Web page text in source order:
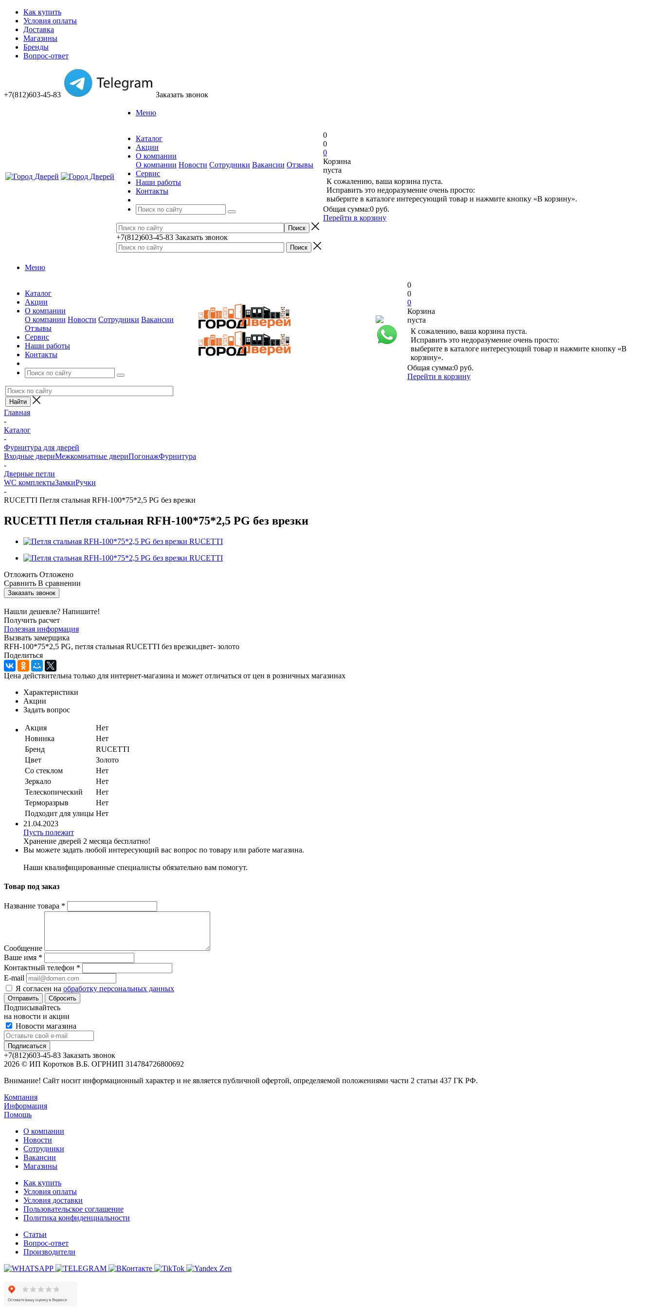
Как купить
Условия оплаты
Доставка
Магазины
Бренды
Вопрос-ответ
+7(812)603-45-83 Заказать звонок
Меню
Каталог
Акции
О компании
О компании Новости Сотрудники Вакансии Отзывы
Сервис
Наши работы
Контакты
+7(812)603-45-83 Заказать звонок
0
0
0
Корзина
пуста
К сожалению, ваша корзина пуста.
Исправить это недоразумение очень просто:
выберите в каталоге интересующий товар и нажмите кнопку «В корзину».
Общая сумма:0 руб.
Перейти в корзину
Меню
Каталог
Акции
О компании
О компании Новости Сотрудники Вакансии
Отзывы
Сервис
Наши работы
Контакты
0
0
0
Корзина
пуста
К сожалению, ваша корзина пуста.
Исправить это недоразумение очень просто:
выберите в каталоге интересующий товар и нажмите кнопку «В
корзину».
Общая сумма:0 руб.
Перейти в корзину
Главная
-
Каталог
-
Фурнитура для дверей
Входные двериМежкомнатные двериПогонажФурнитура
-
Дверные петли
WC комплектыЗамкиРучки
-
RUCETTI Петля стальная RFH-100*75*2,5 PG без врезки
RUCETTI Петля стальная RFH-100*75*2,5 PG без врезки
Отложить Отложено
Сравнить В сравнении
Заказать звонок
Нашли дешевле? Напишите!
Получить расчет
Полезная информация
Вызвать замерщика
RFH-100*75*2,5 PG, петля стальная RUCETTI без врезки,цвет- золото
Поделиться
Цена действительна только для интернет-магазина и может отличаться от цен в розничных магазинах
Характеристики
Акции
Задать вопрос
Акция
Нет
Новинка
Нет
Бренд
RUCETTI
Цвет
Золото
Со стеклом
Нет
Зеркало
Нет
Телескопический
Нет
Терморазрыв
Нет
Подходит для улицы Нет
21.04.2023
Пусть полежит
Хранение дверей 2 месяца бесплатно!
Вы можете задать любой интересующий вас вопрос по товару или работе магазина.
Наши квалифицированные специалисты обязательно вам помогут.
Товар под заказ
Название товара *
Сообщение
Ваше имя *
Контактный телефон *
E-mail
Я согласен на обработку персональных данных
Сбросить
Подписывайтесь
на новости и акции
Новости магазина
+7(812)603-45-83 Заказать звонок
2026 © ИП Коротков В.Б. ОГРНИП 314784726800692
Внимание! Сайт носит информационный характер и не является публичной офертой, определяемой положениями части 2 статьи 437 ГК РФ.
Компания
Информация
Помощь
О компании
Новости
Сотрудники
Вакансии
Магазины
Как купить
Условия оплаты
Условия доставки
Пользовательское соглашение
Политика конфиденциальности
Статьи
Вопрос-ответ
Производители